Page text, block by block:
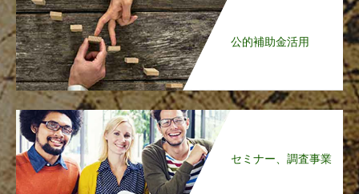
公的補助金活用
セミナー、調査事業